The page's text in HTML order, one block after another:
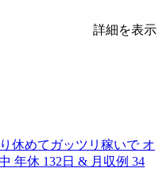
詳細を表示